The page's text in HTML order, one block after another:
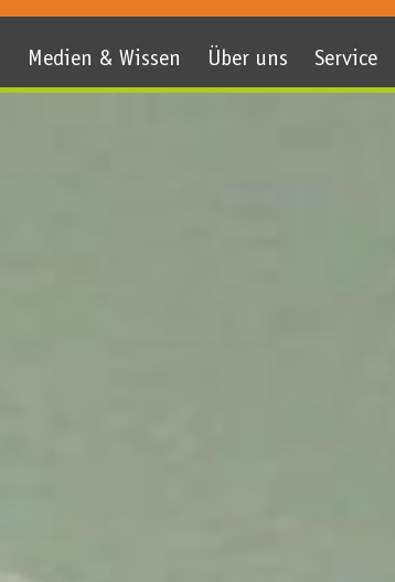
Medien & Wissen Über uns Service